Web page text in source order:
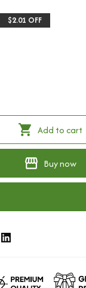
$2.01 OFF
Add to cart
Buy now